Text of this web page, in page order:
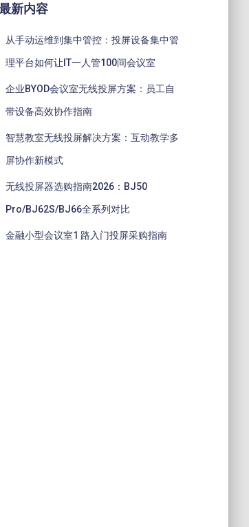
新内容
从手动运维到集中管控：投屏设备集中管
理平台如何让IT一人管100间会议室
企业BYOD会议室无线投屏方案：员工自
带设备高效协作指南
智慧教室无线投屏解决方案：互动教学多
屏协作新模式
无线投屏器选购指南2026：BJ50
Pro/BJ62S/BJ66全系列对比
金融小型会议室1 路入门投屏采购指南